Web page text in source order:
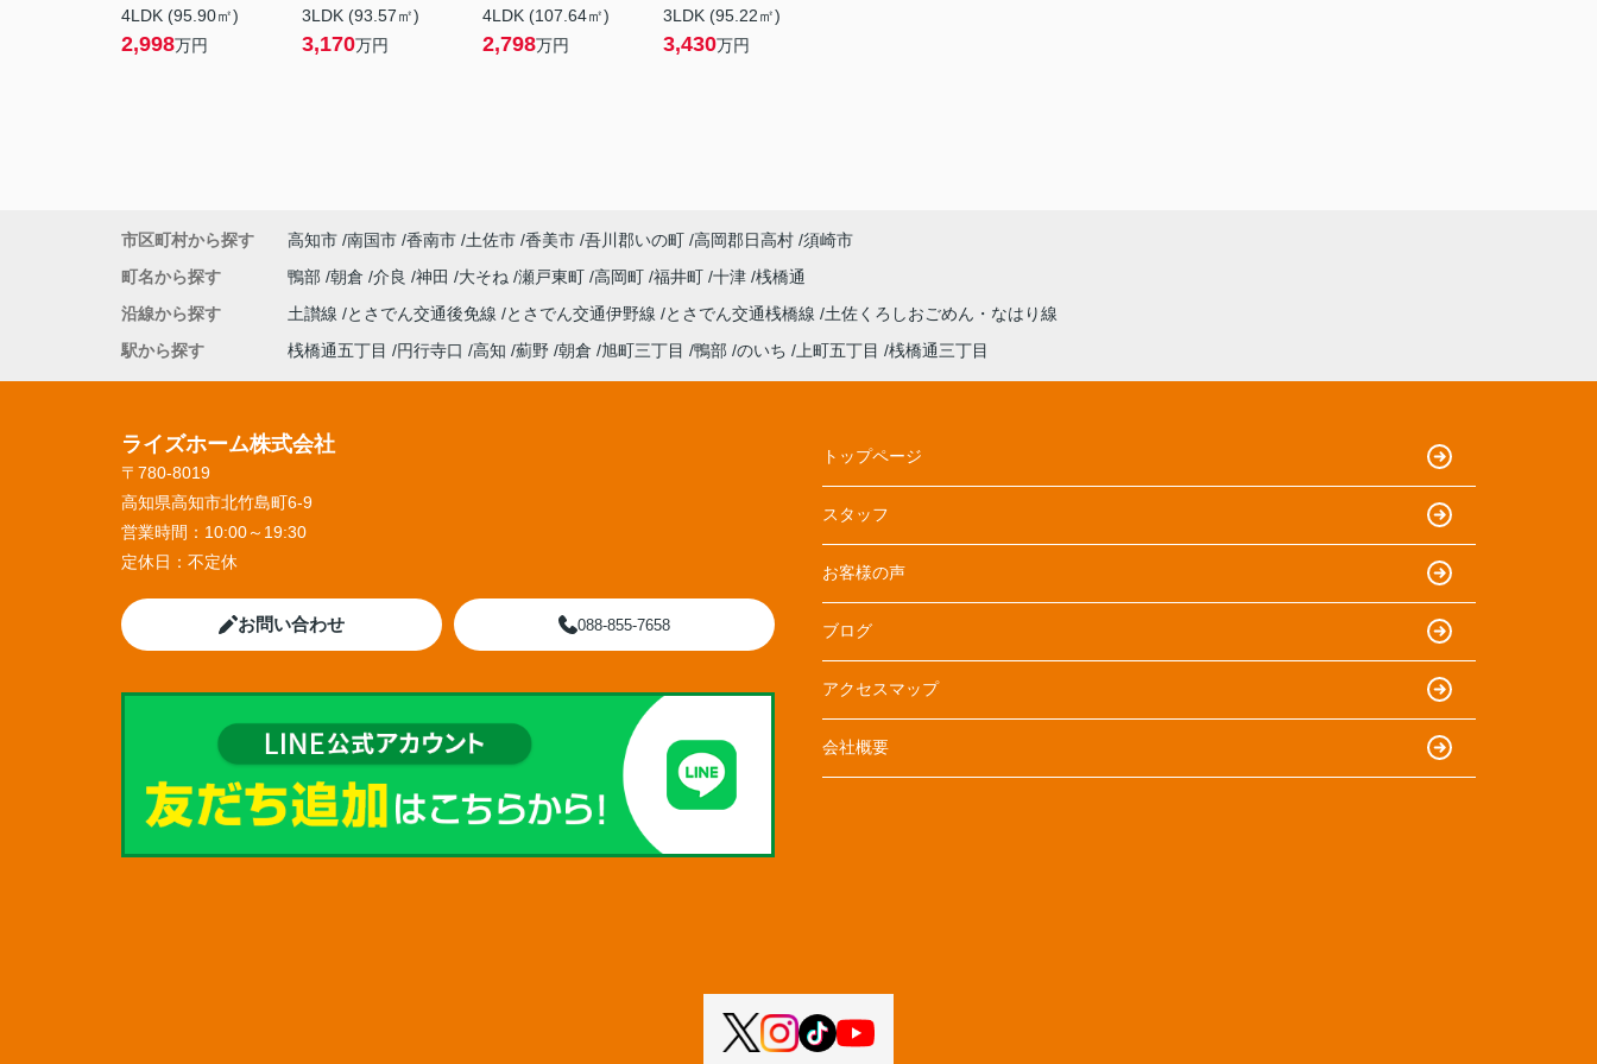
4LDK (95.90㎡)
2,998万円
3LDK (93.57㎡)
3,170万円
4LDK (107.64㎡)
2,798万円
3LDK (95.22㎡)
3,430万円
市区町村から探す 高知市 南国市 香南市 土佐市 香美市 吾川郡いの町 高岡郡日高村 須崎市
町名から探す
鴨部 朝倉 介良 神田 大そね 瀬戸東町 高岡町 福井町 十津 桟橋通
沿線から探す
土讃線 とさでん交通後免線 とさでん交通伊野線 とさでん交通桟橋線
土佐くろしおごめん・なはり線
駅から探す
桟橋通五丁目 円行寺口 高知 薊野 朝倉 旭町三丁目 鴨部 のいち 上町五丁目 桟橋通三丁目
ライズホーム株式会社
〒780-8019
高知県高知市北竹島町6-9
営業時間： 10:00～19:30
定休日： 不定休
お問い合わせ 088-855-7658
トップページ
スタッフ
お客様の声
ブログ
アクセスマップ
会社概要